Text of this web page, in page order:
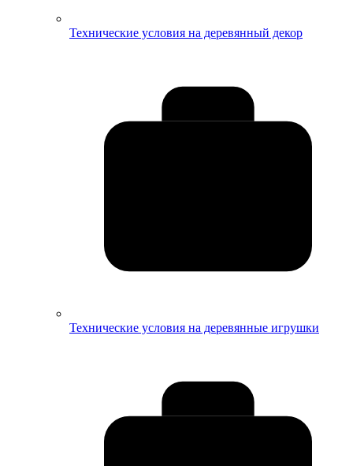
Технические условия на деревянный декор
Технические условия на деревянные игрушки